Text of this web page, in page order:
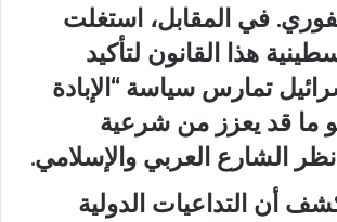
في المقابل، استغلت
هذا القانون لتأكيد
تمارس سياسة “الإبادة
ما قد يعزز من شرعية
الشارع العربي والإسلامي.
أن التداعيات الدولية